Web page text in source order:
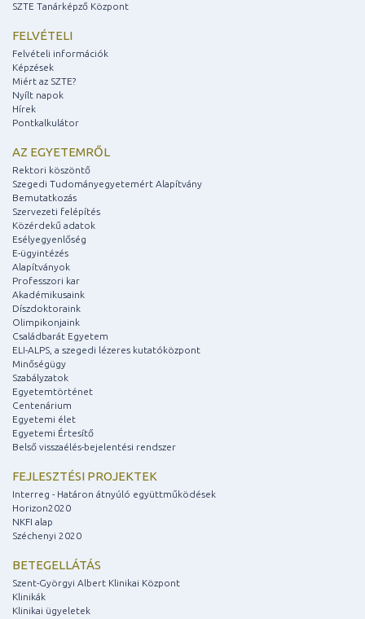
SZTE Tanárképző Központ
FELVÉTELI
Felvételi információk
Képzések
Miért az SZTE?
Nyílt napok
Hírek
Pontkalkulátor
AZ EGYETEMRŐL
Rektori köszöntő
Szegedi Tudományegyetemért Alapítvány
Bemutatkozás
Szervezeti felépítés
Közérdekű adatok
Esélyegyenlőség
E-ügyintézés
Alapítványok
Professzori kar
Akadémikusaink
Díszdoktoraink
Olimpikonjaink
Családbarát Egyetem
ELI-ALPS, a szegedi lézeres kutatóközpont
Minőségügy
Szabályzatok
Egyetemtörténet
Centenárium
Egyetemi élet
Egyetemi Értesítő
Belső visszaélés-bejelentési rendszer
FEJLESZTÉSI PROJEKTEK
Interreg - Határon átnyúló együttműködések
Horizon2020
NKFI alap
Széchenyi 2020
BETEGELLÁTÁS
Szent-Györgyi Albert Klinikai Központ
Klinikák
Klinikai ügyeletek